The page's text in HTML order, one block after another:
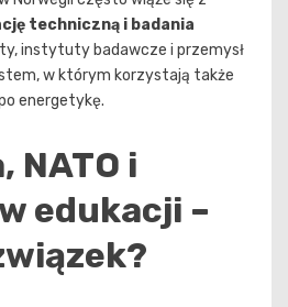
techniczną i badania
instytuty badawcze i przemysł
w którym korzystają także
energetykę.
NATO i
edukacji –